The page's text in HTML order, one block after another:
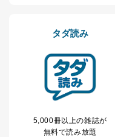
なお、6、7について
ます。
３．個人情報の第三者
本人の同意を得るこ
ません。ただし、次
タダ読み
5,000冊以上の雑誌が
無料で読み放題